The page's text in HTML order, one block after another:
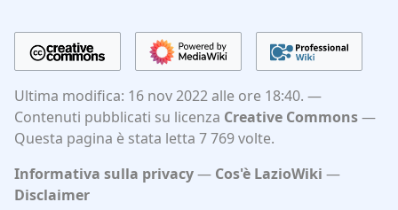
Ultima modifica: 16 nov 2022 alle ore 18:40.
Contenuti pubblicati su licenza Creative Commons
Questa pagina è stata letta 7 769 volte.
Informativa sulla privacy
Cos'è LazioWiki
Disclaimer